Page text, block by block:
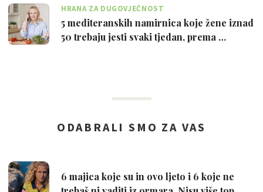
HRANA ZA DUGOVJEČNOST
5 mediteranskih namirnica koje žene iznad
50 trebaju jesti svaki tjedan, prema …